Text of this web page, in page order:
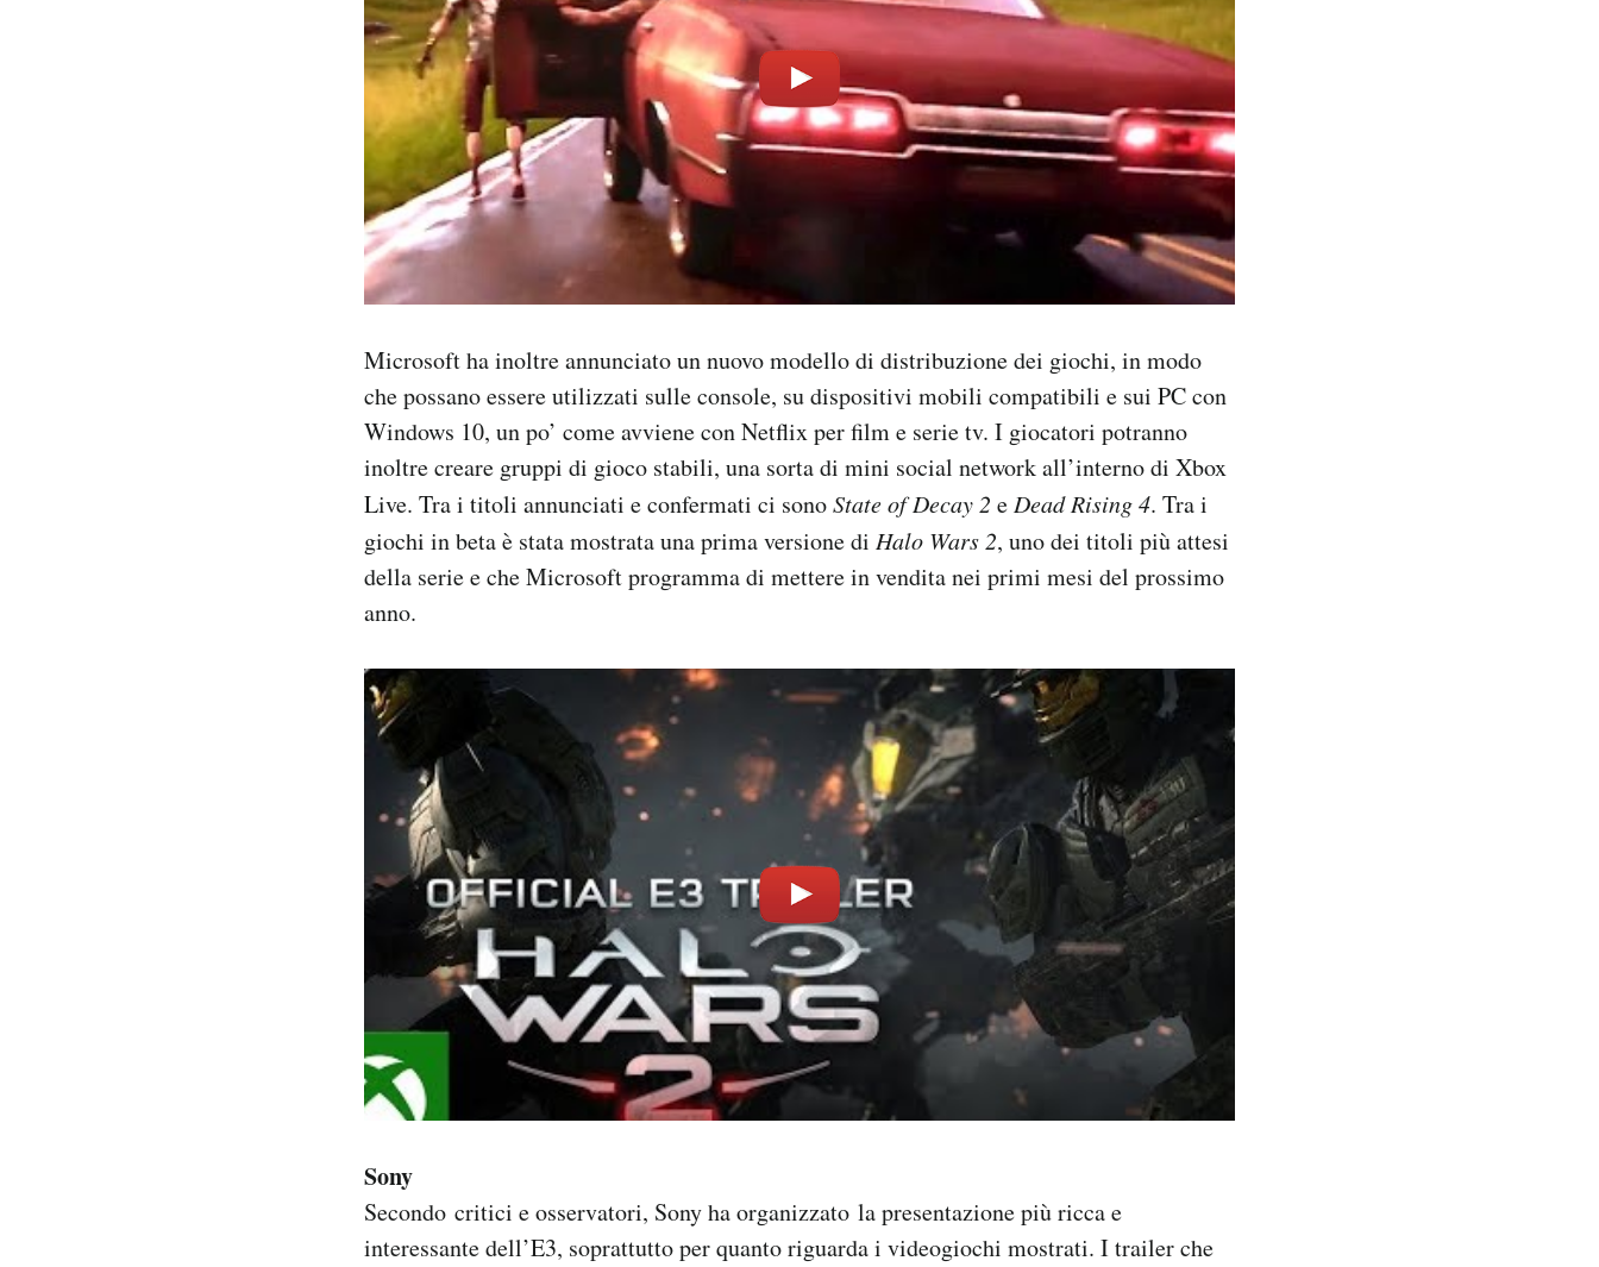
Microsoft ha inoltre annunciato un nuovo modello di distribuzione dei giochi, in modo
che possano essere utilizzati sulle console, su dispositivi mobili compatibili e sui PC con
Windows 10, un po’ come avviene con Netflix per film e serie tv. I giocatori potranno
inoltre creare gruppi di gioco stabili, una sorta di mini social network all’interno di Xbox
Live. Tra i titoli annunciati e confermati ci sonoState of Decay 2 eDead Rising 4. Tra i
giochi in beta è stata mostrata una prima versione di Halo Wars 2, uno dei titoli più attesi
della serie e che Microsoft programma di mettere in vendita nei primi mesi del prossimo
anno.
Sony
Secondo critici e osservatori, Sony ha organizzato la presentazione più ricca e
interessante dell’E3, soprattutto per quanto riguarda i videogiochi mostrati. I trailer che